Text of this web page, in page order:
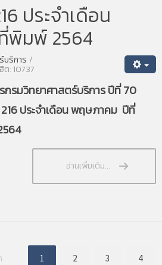
ประจำเดือน
พิมพ์ 2564
บริการ
ฮิต: 10737
กรมวิทยาศาสตร์บริการ ปีที่ 70
ประจำเดือน พฤษภาคม ปีที่
อ่านเพิ่มเติม...
1 2 3 4